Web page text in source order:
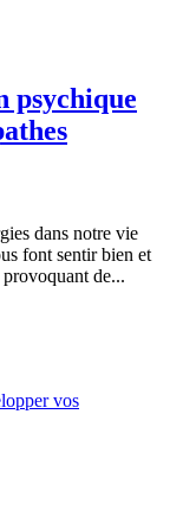
psychique
dans notre vie
font sentir bien et
de...